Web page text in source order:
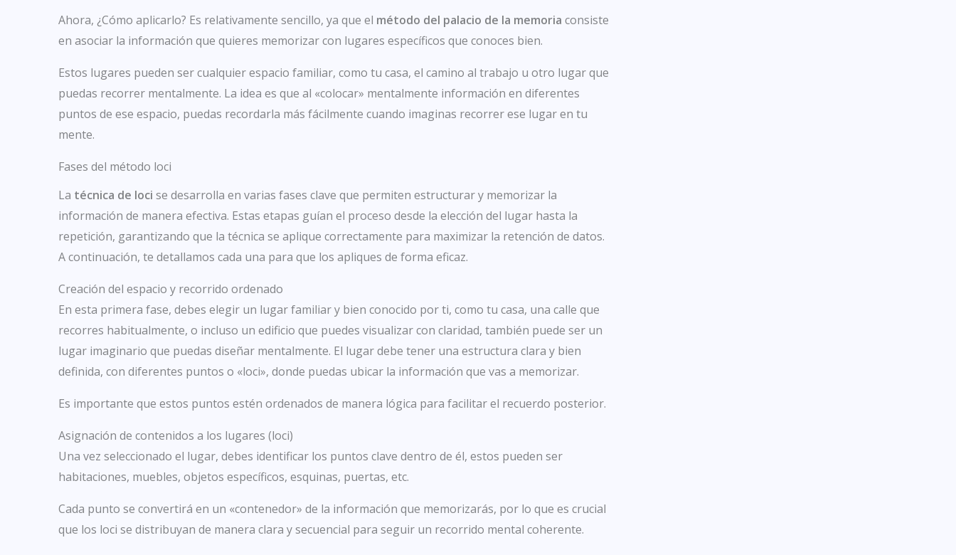
Ahora, ¿Cómo aplicarlo? Es relativamente sencillo, ya que el método del palacio de la memoria consiste
en asociar la información que quieres memorizar con lugares específicos que conoces bien.
Estos lugares pueden ser cualquier espacio familiar, como tu casa, el camino al trabajo u otro lugar que
puedas recorrer mentalmente. La idea es que al «colocar» mentalmente información en diferentes
puntos de ese espacio, puedas recordarla más fácilmente cuando imaginas recorrer ese lugar en tu
mente.
Fases del método loci
La técnica de loci se desarrolla en varias fases clave que permiten estructurar y memorizar la
información de manera efectiva. Estas etapas guían el proceso desde la elección del lugar hasta la
repetición, garantizando que la técnica se aplique correctamente para maximizar la retención de datos.
A continuación, te detallamos cada una para que los apliques de forma eficaz.
Creación del espacio y recorrido ordenado
En esta primera fase, debes elegir un lugar familiar y bien conocido por ti, como tu casa, una calle que
recorres habitualmente, o incluso un edificio que puedes visualizar con claridad, también puede ser un
lugar imaginario que puedas diseñar mentalmente. El lugar debe tener una estructura clara y bien
definida, con diferentes puntos o «loci», donde puedas ubicar la información que vas a memorizar.
Es importante que estos puntos estén ordenados de manera lógica para facilitar el recuerdo posterior.
Asignación de contenidos a los lugares (loci)
Una vez seleccionado el lugar, debes identificar los puntos clave dentro de él, estos pueden ser
habitaciones, muebles, objetos específicos, esquinas, puertas, etc.
Cada punto se convertirá en un «contenedor» de la información que memorizarás, por lo que es crucial
que los loci se distribuyan de manera clara y secuencial para seguir un recorrido mental coherente.